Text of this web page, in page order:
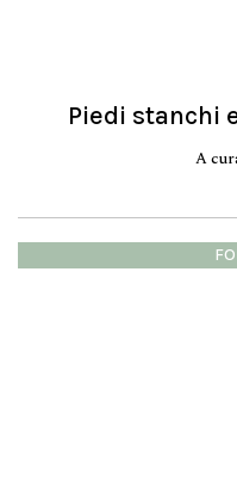
Piedi stanchi
A